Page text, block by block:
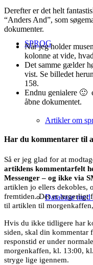
SPROG
Artikler om
Database
Derefter er det helt
“Anders And”, som
dokumenter.
Når jeg holder
kolonne at vide,
Det samme gælder
vist. Se billedet
158.
Endnu genialere 🙂
åbne dokumentet.
Har du kommentarer til
Så er jeg glad for at
artiklens kommentarfelt
Messenger – og ikke via
artiklen jo ellers dekobles,
fremtiden. Det er ærgerligt
til artiklen til
Hvis du ikke tidligere har
siden, skal din kommentar
responstid er under
morgenkaffen, kl. 13:00,
stryge lige igennem.